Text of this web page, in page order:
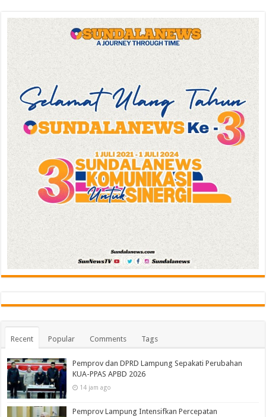
Recent Popular Comments Tags
Pemprov dan DPRD Lampung Sepakati Perubahan
KUA-PPAS APBD 2026
14 jam ago
Pemprov Lampung Intensifkan Percepatan